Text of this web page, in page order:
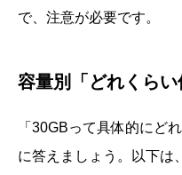
で、注意が必要です。
容量別「どれくら
「30GBって具体的にど
に答えましょう。以下は